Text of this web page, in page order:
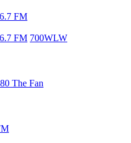
FM
FM 700WLW
The Fan